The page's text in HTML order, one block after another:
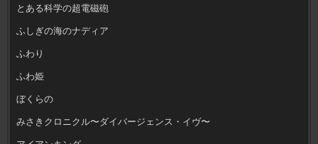
とある科学の超電磁砲
ふしぎの海のナディア
ふわり
ふわ姫
ぼくらの
みさきクロニクル〜ダイバージェンス・イヴ〜